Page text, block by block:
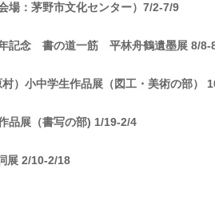
場：茅野市文化センター）7/2-7/9
記念 書の道一筋 平林舟鶴遺墨展 8/8-
）小中学生作品展（図工・美術の部）
品展（書写の部) 1/19-2/4
展 2/10-2/18